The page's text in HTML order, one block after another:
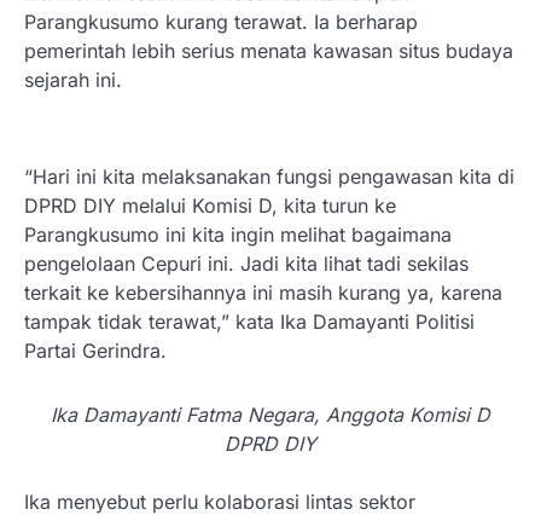
Parangkusumo kurang terawat. Ia berharap
pemerintah lebih serius menata kawasan situs budaya
sejarah ini.
“Hari ini kita melaksanakan fungsi pengawasan kita di
DPRD DIY melalui Komisi D, kita turun ke
Parangkusumo ini kita ingin melihat bagaimana
pengelolaan Cepuri ini. Jadi kita lihat tadi sekilas
terkait ke kebersihannya ini masih kurang ya, karena
tampak tidak terawat,” kata Ika Damayanti Politisi
Partai Gerindra.
Ika Damayanti Fatma Negara, Anggota Komisi D
DPRD DIY
Ika menyebut perlu kolaborasi lintas sektor